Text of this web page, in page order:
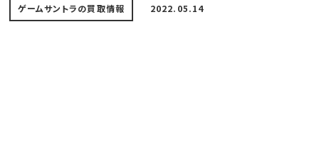
ゲームサントラの買取情報 2022.05.14